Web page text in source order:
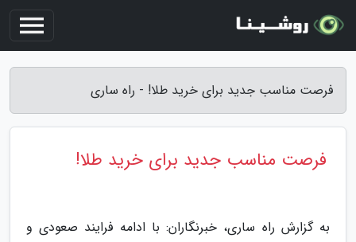
فرصت مناسب جدید برای خرید طلا! - راه ساری
فرصت مناسب جدید برای خرید طلا!
به گزارش راه ساری، خبرنگاران: با ادامه فرایند صعودی و